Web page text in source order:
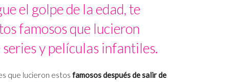
el golpe de la edad, te
famosos que lucieron
y películas infantiles.
que lucieron estos famosos después de salir de